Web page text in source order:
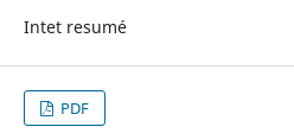
Intet resumé
PDF